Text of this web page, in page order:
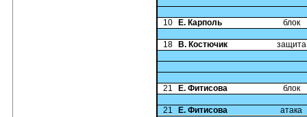
10 Е. Карполь блок
18 В. Костючик защита
21 Е. Фитисова блок
21 Е. Фитисова атака